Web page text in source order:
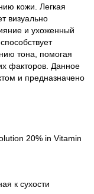
кожи. Легкая
визуально
и ухоженный
тона, помогая
факторов. Данное
и предназначено
20% in Vitamin
к сухости